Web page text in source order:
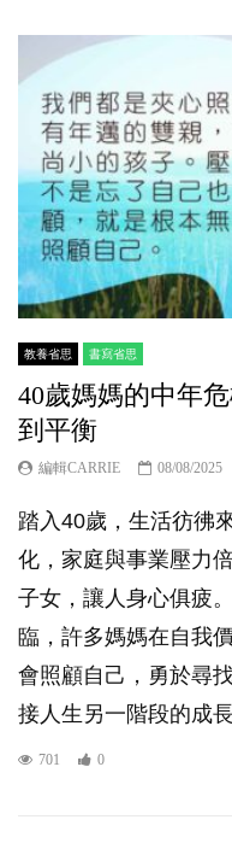
教養省思 書寫省思
40歲媽媽的中年
到平衡
編輯CARRIE 08/08/2025
踏入40歲，生活彷彿
化，家庭與事業壓力
子女，讓人身心俱疲
臨，許多媽媽在自我
會照顧自己，勇於尋
接人生另一階段的成
701 0